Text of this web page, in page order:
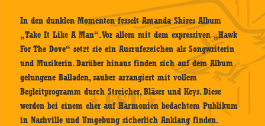
In den dunklen Momenten fesselt Amanda Shires Album
„Take It Like A Man“. Vor allem mit dem expressiven „Hawk
For The Dove“ setzt sie ein Ausrufezeichen als Songwriterin
und Musikerin. Darüber hinaus finden sich auf dem Album
gelungene Balladen, sauber arrangiert mit vollem
Begleitprogramm durch Streicher, Bläser und Keys. Diese
werden bei einem eher auf Harmonien bedachtem Publikum
in Nashville und Umgebung sicherlich Anklang finden.